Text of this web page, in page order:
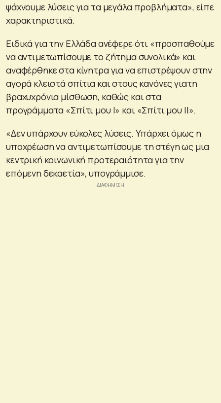
ψάχνουμε λύσεις για τα μεγάλα προβλήματα», είπε
χαρακτηριστικά.
Ειδικά για την Ελλάδα ανέφερε ότι «προσπαθούμε
να αντιμετωπίσουμε το ζήτημα συνολικά» και
αναφέρθηκε στα κίνητρα για να επιστρέψουν στην
αγορά κλειστά σπίτια και στους κανόνες γιατη
βραχυχρόνια μίσθωση, καθώς και στα
προγράμματα «Σπίτι μου Ι» και «Σπίτι μου ΙΙ».
«Δεν υπάρχουν εύκολες λύσεις. Υπάρχει όμως η
υποχρέωση να αντιμετωπίσουμε τη στέγη ως μια
κεντρική κοινωνική προτεραιότητα για την
επόμενη δεκαετία», υπογράμμισε.